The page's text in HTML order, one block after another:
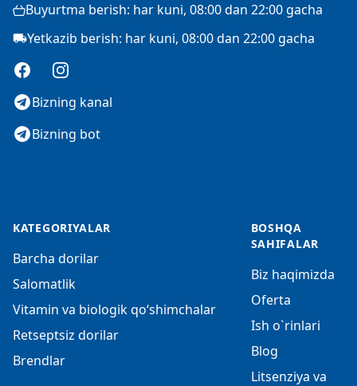
Buyurtma berish: har kuni, 08:00 dan 22:00 gacha
Yetkazib berish: har kuni, 08:00 dan 22:00 gacha
FacebookInstagram
Bizning kanal
Bizning bot
KATEGORIYALAR
Barcha dorilar
Salomatlik
Vitamin va biologik qo‘shimchalar
Retseptsiz dorilar
Brendlar
BOSHQA
SAHIFALAR
Biz haqimizda
Oferta
Ish o`rinlari
Blog
Litsenziya va